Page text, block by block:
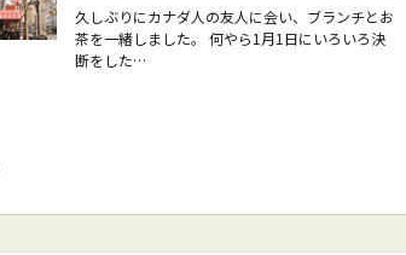
久しぶりにカナダ人の友人に会い、ブランチとお
茶を一緒しました。 何やら1月1日にいろいろ決
断をした…